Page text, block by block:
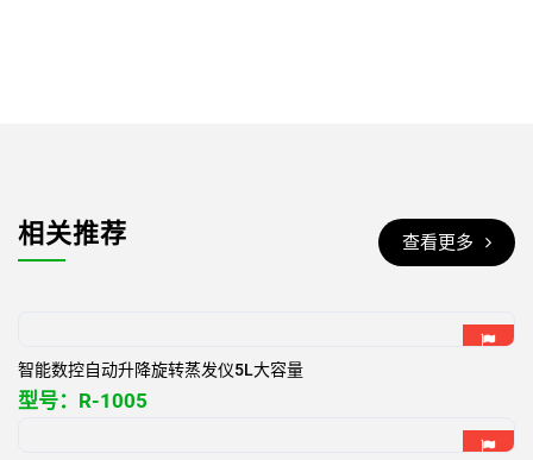
相关推荐 查看更多
智能数控自动升降旋转蒸发仪5L大容量
型号： R-1005